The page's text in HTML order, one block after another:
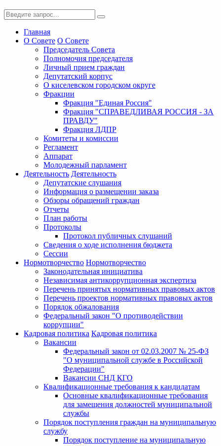
Главная
О Совете О Совете
Председатель Совета
Полномочия председателя
Личный прием граждан
Депутатский корпус
О киселевском городском округе
Фракции
Фракция "Единая Россия"
Фракция "СПРАВЕДЛИВАЯ РОССИЯ - ЗА
ПРАВДУ"
Фракция ЛДПР
Комитеты и комиссии
Регламент
Аппарат
Молодежный парламент
Деятельность Деятельность
Депутатские слушания
Информация о размещении заказа
Обзоры обращений граждан
Отчеты
План работы
Протоколы
Протокол публичных слушаний
Сведения о ходе исполнения бюджета
Сессии
Нормотворчество Нормотворчество
Законодательная инициатива
Независимая антикоррупционная экспертиза
Перечень принятых нормативных правовых актов
Перечень проектов нормативных правовых актов
Порядок обжалования
Федеральный закон "О противодействии
коррупции"
Кадровая политика Кадровая политика
Вакансии
Федеральный закон от 02.03.2007 № 25-ФЗ
"О муниципальной службе в Российской
Федерации"
Вакансии СНД КГО
Квалификационные требования к кандидатам
Основные квалификационные требования
для замещения должностей муниципальной
службы
Порядок поступления граждан на муниципальную
службу
Порядок поступление на муниципальную